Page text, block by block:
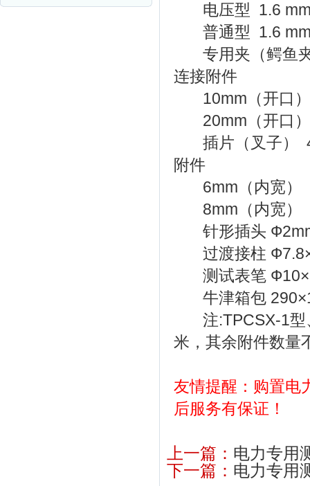
电压型 1.6
普通型 1.6
专用夹（鳄鱼夹
连接附件
10mm（开口）
20mm（开口）
插片（叉子）
附件
6mm（内宽）
8mm（内宽）
针形插头
过渡接柱
测试表笔
牛津箱包
注:TPCSX-1型
米，其余附件数量
友情提醒：购置电
后服务有保证！
上一篇： 电力专用
下一篇： 电力专用